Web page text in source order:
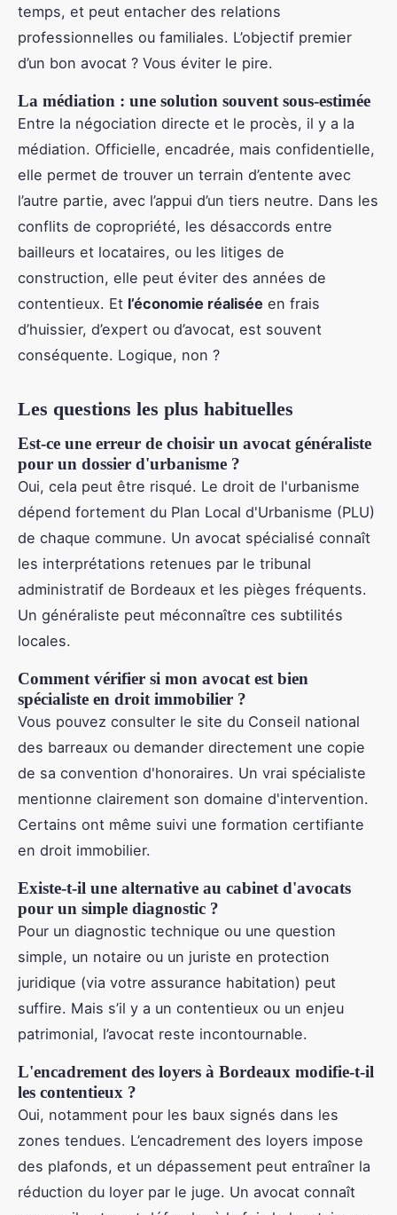
temps, et peut entacher des relations
professionnelles ou familiales. L’objectif premier
d’un bon avocat ? Vous éviter le pire.
La médiation : une solution souvent sous-estimée
Entre la négociation directe et le procès, il y a la
médiation. Officielle, encadrée, mais confidentielle,
elle permet de trouver un terrain d’entente avec
l’autre partie, avec l’appui d’un tiers neutre. Dans les
conflits de copropriété, les désaccords entre
bailleurs et locataires, ou les litiges de
construction, elle peut éviter des années de
contentieux. Et l’économie réalisée en frais
d’huissier, d’expert ou d’avocat, est souvent
conséquente. Logique, non ?
Les questions les plus habituelles
Est-ce une erreur de choisir un avocat généraliste
pour un dossier d'urbanisme ?
Oui, cela peut être risqué. Le droit de l'urbanisme
dépend fortement du Plan Local d'Urbanisme (PLU)
de chaque commune. Un avocat spécialisé connaît
les interprétations retenues par le tribunal
administratif de Bordeaux et les pièges fréquents.
Un généraliste peut méconnaître ces subtilités
locales.
Comment vérifier si mon avocat est bien
spécialiste en droit immobilier ?
Vous pouvez consulter le site du Conseil national
des barreaux ou demander directement une copie
de sa convention d'honoraires. Un vrai spécialiste
mentionne clairement son domaine d'intervention.
Certains ont même suivi une formation certifiante
en droit immobilier.
Existe-t-il une alternative au cabinet d'avocats
pour un simple diagnostic ?
Pour un diagnostic technique ou une question
simple, un notaire ou un juriste en protection
juridique (via votre assurance habitation) peut
suffire. Mais s’il y a un contentieux ou un enjeu
patrimonial, l’avocat reste incontournable.
L'encadrement des loyers à Bordeaux modifie-t-il
les contentieux ?
Oui, notamment pour les baux signés dans les
zones tendues. L’encadrement des loyers impose
des plafonds, et un dépassement peut entraîner la
réduction du loyer par le juge. Un avocat connaît